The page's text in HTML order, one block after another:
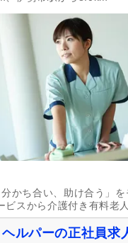
急募(212)
シフト制 (2,060)
午前のみ可(434)
週1日から可 (267)
週4日から可(118)
社会福祉士(151)
介護事務(1)
）
保健師(16)
かち合い、助け合う」
スから介護付き有料老
ルパーの正社員求